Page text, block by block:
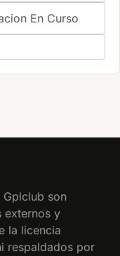
En Curso
son
externos y
la licencia
respaldados por